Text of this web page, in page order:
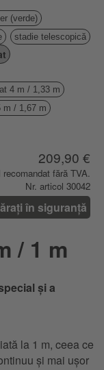
(verde)
stadie telescopică
4 m / 1,33 m
m / 1,67 m
209,90 €
fără TVA.
Nr. articol 30042
în siguranță
/ 1 m
și a
la 1 m, ceea ce
și mai ușor